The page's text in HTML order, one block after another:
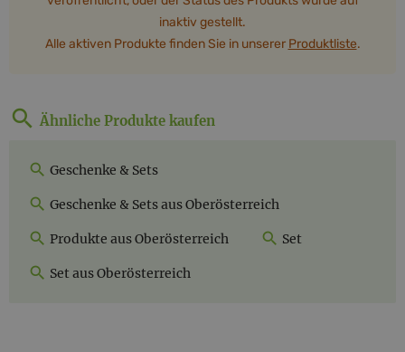
inaktiv gestellt.
Alle aktiven Produkte finden Sie in unserer Produktliste.
Ähnliche Produkte kaufen
Geschenke & Sets
Geschenke & Sets aus Oberösterreich
Produkte aus Oberösterreich Set
Set aus Oberösterreich